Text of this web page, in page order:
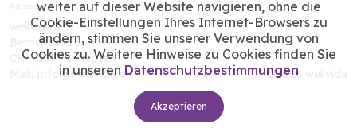
weiter auf dieser Website navigieren, ohne die
Cookie-Einstellungen Ihres Internet-Browsers zu
ändern, stimmen Sie unserer Verwendung von
Cookies zu. Weitere Hinweise zu Cookies finden Sie
in unseren Datenschutzbestimmungen
Akzeptieren
Adresse
wellvida AG
Bernstrasse 3
CH - 3054 Schüpfen
info@wellvida.ch ©2026 wellvida